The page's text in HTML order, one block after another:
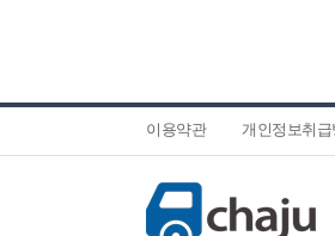
이용약관 개인정보취급